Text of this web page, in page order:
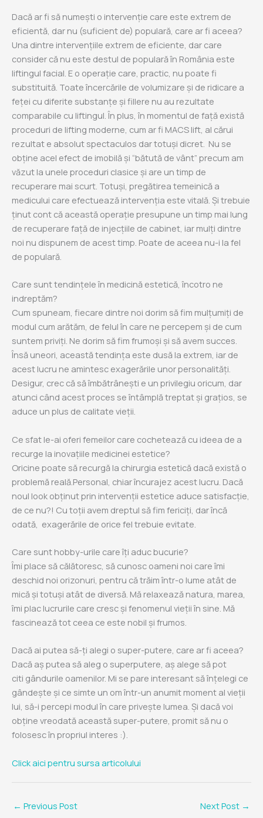
Dacă ar fi să numești o intervenție care este extrem de
eficientă, dar nu (suficient de) populară, care ar fi aceea?
Una dintre intervențiile extrem de eficiente, dar care
consider că nu este destul de populară în România este
liftingul facial. E o operație care, practic, nu poate fi
substituită. Toate încercările de volumizare și de ridicare a
feței cu diferite substanțe și fillere nu au rezultate
comparabile cu liftingul. În plus, în momentul de față există
proceduri de lifting moderne, cum ar fi MACS lift, al cărui
rezultat e absolut spectaculos dar totuși dicret. Nu se
obține acel efect de imobilă și “bătută de vânt” precum am
văzut la unele proceduri clasice și are un timp de
recuperare mai scurt. Totuși, pregătirea temeinică a
medicului care efectuează intervenția este vitală. Și trebuie
ținut cont că această operație presupune un timp mai lung
de recuperare față de injecțiile de cabinet, iar mulți dintre
noi nu dispunem de acest timp. Poate de aceea nu-i la fel
de populară.
Care sunt tendințele în medicină estetică, încotro ne
indreptăm?
Cum spuneam, fiecare dintre noi dorim să fim mulțumiți de
modul cum arătăm, de felul în care ne percepem și de cum
suntem priviți. Ne dorim să fim frumoși și să avem succes.
Însă uneori, această tendința este dusă la extrem, iar de
acest lucru ne amintesc exagerările unor personalități.
Desigur, crec că să îmbătrânești e un privilegiu oricum, dar
atunci când acest proces se întâmplă treptat și grațios, se
aduce un plus de calitate vieții.
Ce sfat le-ai oferi femeilor care cochetează cu ideea de a
recurge la inovațiile medicinei estetice?
Oricine poate să recurgă la chirurgia estetică dacă există o
problemă reală.Personal, chiar încurajez acest lucru. Dacă
noul look obținut prin intervenții estetice aduce satisfacție,
de ce nu?! Cu toții avem dreptul să fim fericiți, dar încă
odată, exagerările de orice fel trebuie evitate.
Care sunt hobby-urile care îți aduc bucurie?
Îmi place să călătoresc, să cunosc oameni noi care îmi
deschid noi orizonuri, pentru că trăim într-o lume atât de
mică și totuși atât de diversă. Mă relaxează natura, marea,
îmi plac lucrurile care cresc și fenomenul vieții în sine. Mă
fascinează tot ceea ce este nobil și frumos.
Dacă ai putea să-ți alegi o super-putere, care ar fi aceea?
Dacă aș putea să aleg o superputere, aș alege să pot
citi gândurile oamenilor. Mi se pare interesant să înțelegi ce
gândește și ce simte un om într-un anumit moment al vieții
lui, să-i percepi modul în care privește lumea. Și dacă voi
obține vreodată această super-putere, promit să nu o
folosesc în propriul interes :).
Click aici pentru sursa articolului
← Previous Post Next Post →